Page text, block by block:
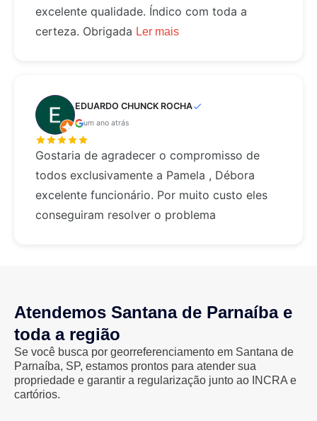
excelente qualidade. Índico com toda a
certeza. Obrigada Ler mais
EDUARDO CHUNCK ROCHA
um ano atrás
Gostaria de agradecer o compromisso de
todos exclusivamente a Pamela , Débora
excelente funcionário. Por muito custo eles
conseguiram resolver o problema
Atendemos Santana de Parnaíba e
toda a região
Se você busca por georreferenciamento em Santana de
Parnaíba, SP, estamos prontos para atender sua
propriedade e garantir a regularização junto ao INCRA e
cartórios.